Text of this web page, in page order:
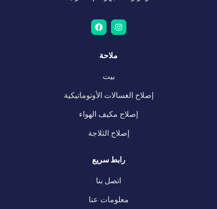
ملاحة
بيت
إصلاح الغسالات الأوتوماتيكية
إصلاح مكيف الهواء
إصلاح الثلاجة
رابط سريع
اتصل بنا
معلومات عنا